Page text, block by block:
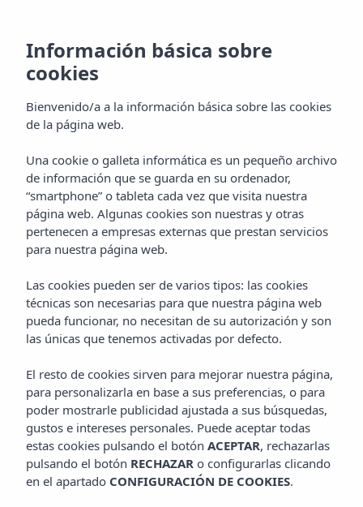
Inicio Hoteles
Formentera
Insotel Club Maryland ***
Galería
Galería de imágenes
de Insotel Club
Le invitamos a recorrer nuestra galería de imágenes y
conocer de un vistazo todo lo que Insotel Club Maryland
puede ofrecerle. Ubicado junto a la playa de Migjorn,
nuestro hotel familiar destaca por sus amplios jardines
mediterráneos, bungalows rodeados de naturaleza y
zonas de piscina donde relajarse bajo el sol.
Información básica sobre
cookies
Bienvenido/a a la información básica sobre las cookies
de la página web.
Una cookie o galleta informática es un pequeño archivo
de información que se guarda en su ordenador,
“smartphone” o tableta cada vez que visita nuestra
página web. Algunas cookies son nuestras y otras
pertenecen a empresas externas que prestan servicios
para nuestra página web.
Las cookies pueden ser de varios tipos: las cookies
técnicas son necesarias para que nuestra página web
pueda funcionar, no necesitan de su autorización y son
las únicas que tenemos activadas por defecto.
El resto de cookies sirven para mejorar nuestra página,
para personalizarla en base a sus preferencias, o para
poder mostrarle publicidad ajustada a sus búsquedas,
gustos e intereses personales. Puede aceptar todas
estas cookies pulsando el botón ACEPTAR, rechazarlas
pulsando el botón RECHAZAR o configurarlas clicando
en el apartado CONFIGURACIÓN DE COOKIES.